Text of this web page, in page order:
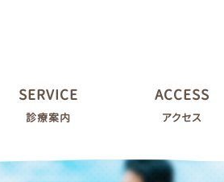
SERVICE
診療案内
ACCESS
アクセス